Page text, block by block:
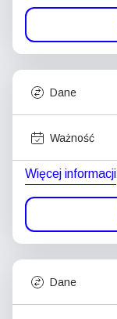
Dane
Ważność
Więcej informacji
Dane